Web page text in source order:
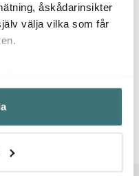
åskådarinsikter
välja vilka som får
geografiska plats som
till flera meter
aktivt skanna den för
uppgifter